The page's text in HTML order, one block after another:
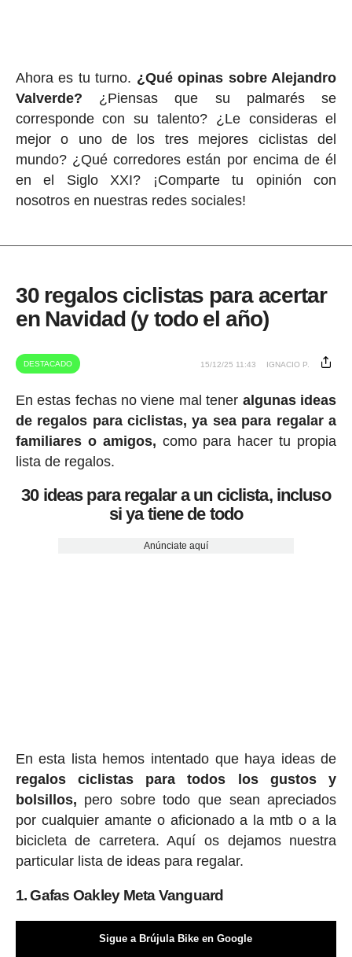
Ahora es tu turno. ¿Qué opinas sobre Alejandro
Valverde? ¿Piensas que su palmarés se
corresponde con su talento? ¿Le consideras el
mejor o uno de los tres mejores ciclistas del
mundo? ¿Qué corredores están por encima de él
en el Siglo XXI? ¡Comparte tu opinión con
nosotros en nuestras redes sociales!
30 regalos ciclistas para acertar
en Navidad (y todo el año)
DESTACADO 15/12/25 11:43 IGNACIO P.
En estas fechas no viene mal tener algunas ideas
de regalos para ciclistas, ya sea para regalar a
familiares o amigos, como para hacer tu propia
lista de regalos.
30 ideas para regalar a un ciclista, incluso
si ya tiene de todo
Anúnciate aquí
En esta lista hemos intentado que haya ideas de
regalos ciclistas para todos los gustos y
bolsillos, pero sobre todo que sean apreciados
por cualquier amante o aficionado a la mtb o a la
bicicleta de carretera. Aquí os dejamos nuestra
particular lista de ideas para regalar.
1. Gafas Oakley Meta Vanguard
Sigue a Brújula Bike en Google